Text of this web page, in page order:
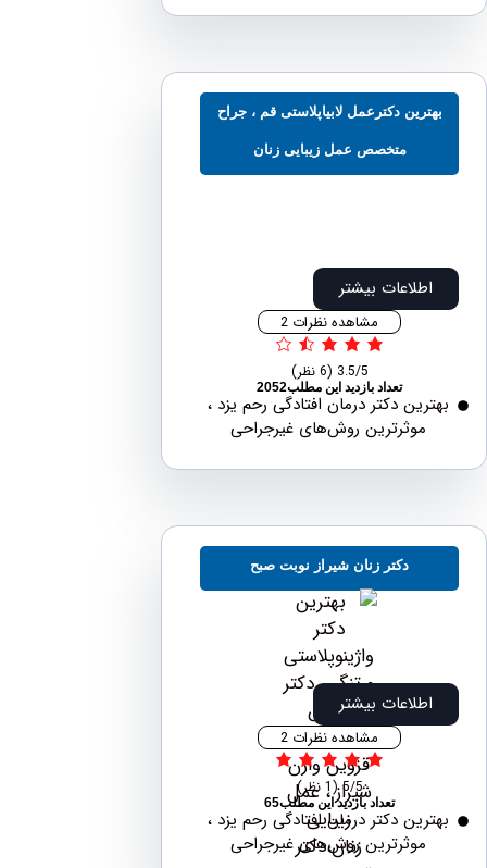
دکترعمل لابیاپلاستی قم ، جراح
متخصص عمل زیبایی زنان
بیشتر
مشاهده نظرات 2
تعداد بازدید این مطلب2052
دکتر درمان افتادگی رحم یزد ،
موثرترین روش‌های غیرجراحی
دکتر زنان شیراز نوبت صبح
بیشتر
مشاهده نظرات 2
تعداد بازدید این مطلب65
دکتر درمان افتادگی رحم یزد ،
موثرترین روش‌های غیرجراحی